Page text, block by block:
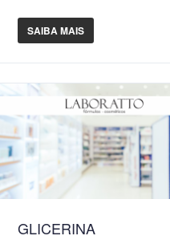
SAIBA MAIS
GLICERINA